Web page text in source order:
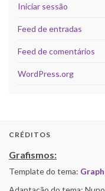
Iniciar sessão
Feed de entradas
Feed de comentários
WordPress.org
CRÉDITOS
Grafismos:
Template do tema: